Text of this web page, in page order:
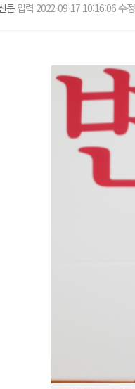
문 입력 2022-09-17 10:16:06 수